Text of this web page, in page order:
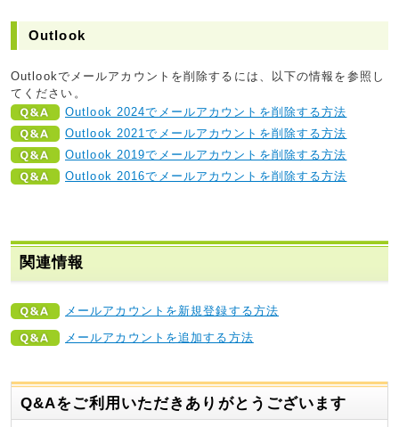
Outlook
Outlookでメールアカウントを削除するには、以下の情報を参照し
てください。
Outlook 2024でメールアカウントを削除する方法
Outlook 2021でメールアカウントを削除する方法
Outlook 2019でメールアカウントを削除する方法
Outlook 2016でメールアカウントを削除する方法
関連情報
メールアカウントを新規登録する方法
メールアカウントを追加する方法
Q&Aをご利用いただきありがとうございます